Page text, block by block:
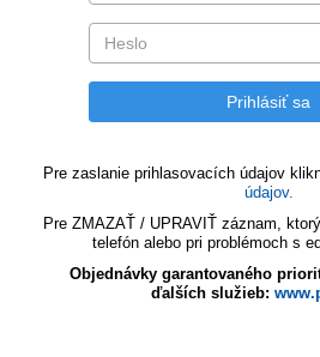
Pre zaslanie prihlasovacích údajov
údajov.
Pre ZMAZAŤ / UPRAVIŤ záznam,
telefón alebo pri problémoch s
Objednávky garantovaného
ďalších služieb: